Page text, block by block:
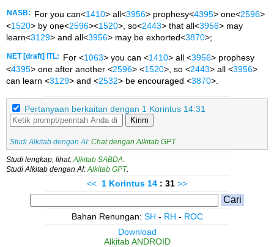
NASB: For you can<1410> all<3956> prophesy<4395> one<2596>
<1520> by one<2596><1520>, so<2443> that all<3956> may
learn<3129> and all<3956> may be exhorted<3870>;
NET [draft] ITL: For <1063> you can <1410> all <3956> prophesy
<4395> one after another <2596> <1520>, so <2443> all <3956>
can learn <3129> and <2532> be encouraged <3870>.
Pertanyaan berkaitan dengan 1 Korintus 14:31
Kirim
Studi Alkitab dengan AI: Chat dengan Alkitab GPT.
Studi lengkap, lihat: Alkitab SABDA
Studi Alkitab dengan AI: Alkitab GPT.
<< 1 Korintus 14 : 31 >>
Bahan Renungan: SH - RH - ROC
Download
Alkitab ANDROID